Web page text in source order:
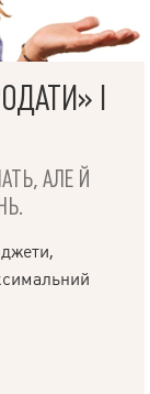
І
АЛЕ Й